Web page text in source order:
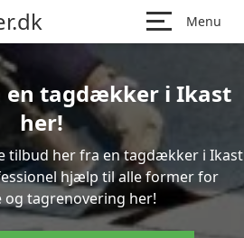
Menu
en tagdækker i Ikast
her!
tilbud her fra en tagdækker i Ikast
hjælp til alle former for
og tagrenovering her!